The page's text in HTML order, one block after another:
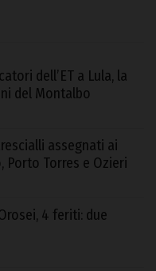
dell’ET a Lula, la
del Montalbo
assegnati ai
Porto Torres e Ozieri
4 feriti: due